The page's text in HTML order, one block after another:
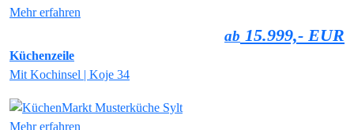
Mehr erfahren
ab 15.999,- EUR
Küchenzeile
Mit Kochinsel | Koje 34
Mehr erfahren